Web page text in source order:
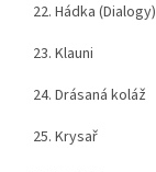
22. Hádka (Dialogy)
23. Klauni
24. Drásaná koláž
25. Krysař